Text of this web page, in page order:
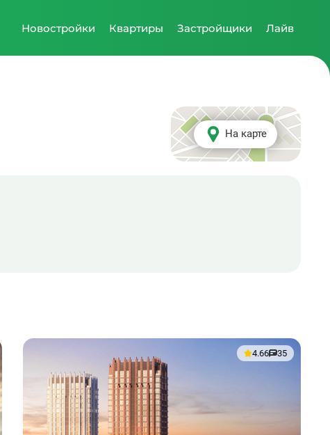
Новостройки Квартиры Застройщики Лайв
На карте
4.66 35